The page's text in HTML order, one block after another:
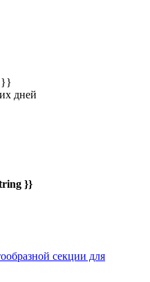
}}
дней
}}
секции для